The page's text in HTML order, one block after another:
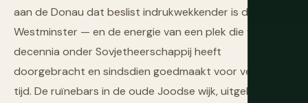
aan de Donau dat beslist indrukwekkender is dan
Westminster — en de energie van een plek die vier
decennia onder Sovjetheerschappij heeft
doorgebracht en sindsdien goedmaakt voor verloren
tijd. De ruïnebars in de oude Joodse wijk, uitgehouwen